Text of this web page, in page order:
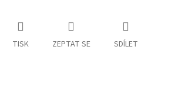
TISK ZEPTAT SE SDÍLET